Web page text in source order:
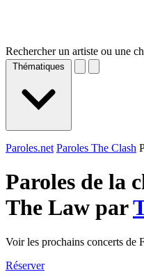
Rechercher un artiste ou une
Thématiques
Paroles.net Paroles The Clash
Paroles de la
The Law par
Voir les prochains concerts de
Réserver